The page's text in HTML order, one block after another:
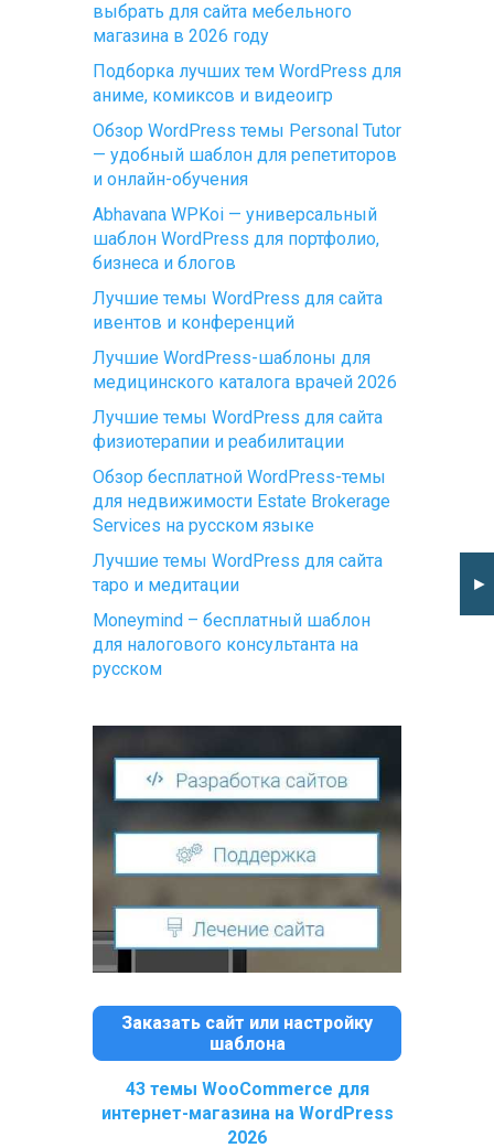
выбрать для сайта мебельного
магазина в 2026 году
Подборка лучших тем WordPress для
аниме, комиксов и видеоигр
Обзор WordPress темы Personal Tutor
— удобный шаблон для репетиторов
и онлайн-обучения
Abhavana WPKoi — универсальный
шаблон WordPress для портфолио,
бизнеса и блогов
Лучшие темы WordPress для сайта
ивентов и конференций
Лучшие WordPress-шаблоны для
медицинского каталога врачей 2026
Лучшие темы WordPress для сайта
физиотерапии и реабилитации
Обзор бесплатной WordPress-темы
для недвижимости Estate Brokerage
Services на русском языке
Лучшие темы WordPress для сайта
таро и медитации
Moneymind – бесплатный шаблон
для налогового консультанта на
русском
Заказать сайт или настройку
шаблона
43 темы WooCommerce для
интернет-магазина на WordPress
2026
►